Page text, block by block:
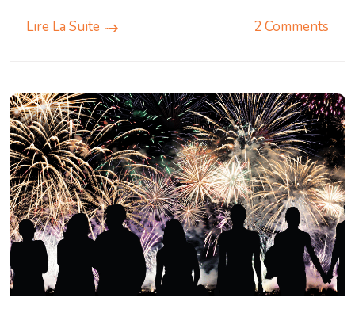
Lire La Suite 2 Comments